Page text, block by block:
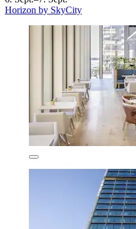
Horizon by SkyCity